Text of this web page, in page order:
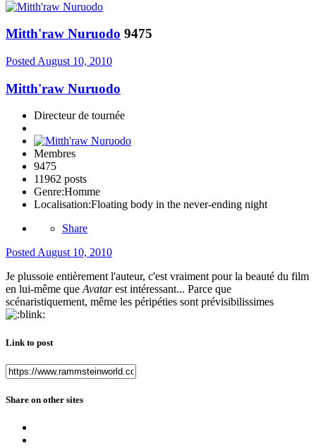
Mitth'raw Nuruodo 9475
Posted August 10, 2010
Mitth'raw Nuruodo
Directeur de tournée
Membres
9475
11962 posts
Genre:Homme
Localisation:Floating body in the never-ending night
Share
PostedAugust 10, 2010
Je plussoie entièrement l'auteur, c'est vraiment pour la beauté du film
en lui-même queAvatarest intéressant... Parce que
scénaristiquement, même les péripéties sont prévisibilissimes
Link to post
Share on other sites